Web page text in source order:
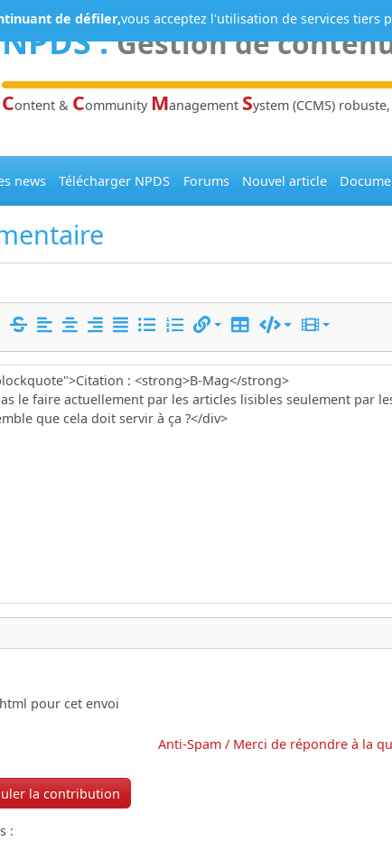
NPDS:Gestion de
Content & Community Management System (CCMS)
news Télécharger NPDS Forums Nouvel article
pour cet envoi
Anti-Spam / Merci de répondre à la
:
de défiler,vous acceptez l'utilisation de services tiers